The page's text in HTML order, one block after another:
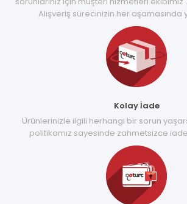
Alışveriş sürecinizin her aşamasında
Kolay İade
Ürünlerinizle ilgili herhangi bir sorun
politikamız sayesinde zahmetsizce